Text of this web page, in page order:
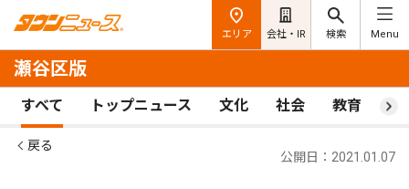
エリア 会社・IR 検索 Menu
瀬谷区版
すべて トップニュース 文化 社会 教育 ス
戻る
公開日：2021.01.07